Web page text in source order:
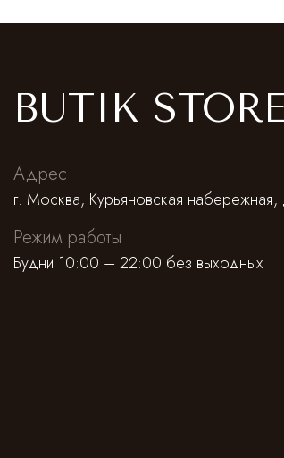
BUTIK
Адрес
г. Москва, Курьяновская
Режим работы
Будни 10:00 – 22:00 без выходных